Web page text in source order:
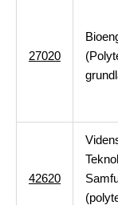
27020
42620